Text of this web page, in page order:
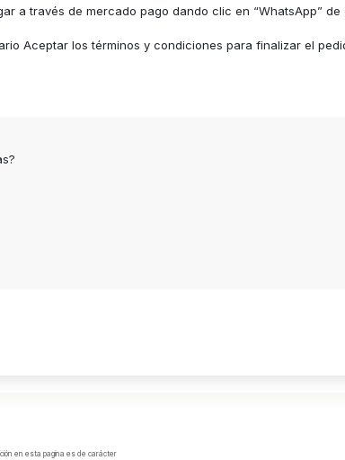
a través de mercado pago dando clic en “WhatsApp”
Aceptar los términos y condiciones para finalizar el
en esta pagina es de carácter